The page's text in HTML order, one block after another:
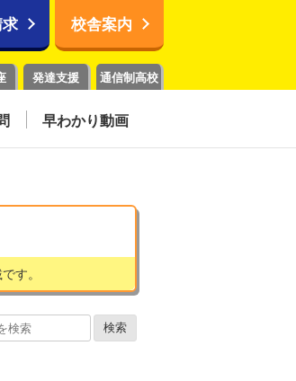
校舎案内
発達支援 通信制高校
早わかり動画
す。